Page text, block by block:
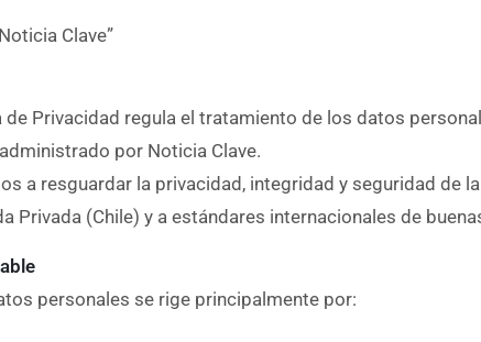
Clave”
de Privacidad regula el tratamiento de los datos
administrado por Noticia Clave.
a resguardar la privacidad, integridad y seguridad de
Privada (Chile) y a estándares internacionales de
personales se rige principalmente por: